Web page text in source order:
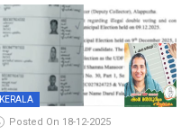
KERALA
Posted On 18-12-2025